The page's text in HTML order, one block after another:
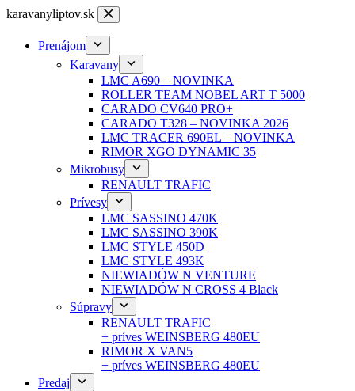
Skip
content
karavanyliptov.sk
Prenájom
Karavany
LMC A690 – NOVINKA
ROLLER TEAM NOBEL ART T 5000
CARADO CV640 PRO+
CARADO T328 – NOVINKA 2026
LMC TRACER 690EL – NOVINKA
RIMOR XGO DYNAMIC 35
Mikrobusy
RENAULT TRAFIC
Prívesy
LMC SASSINO 470K
LMC SASSINO 390K
LMC STYLE 450D
LMC STYLE 493K
NIEWIADÓW N VENTURE
NIEWIADÓW N CROSS 4 Black
Súpravy
RENAULT TRAFIC
+ príves WEINSBERG 480EU
RIMOR X VAN5
+ príves WEINSBERG 480EU
Predaj